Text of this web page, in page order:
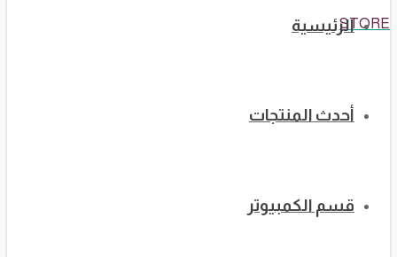
STOREالرئيسية
أحدث المنتجات
قسم الكمبيوتر